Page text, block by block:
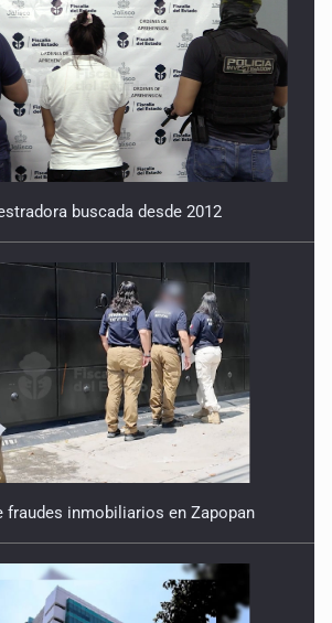
buscada desde 2012
fraudes inmobiliarios en Zapopan